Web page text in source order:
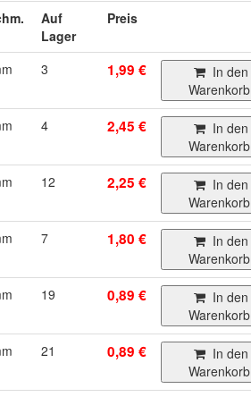
Auf
Lager
Preis
3 1,99 €
Warenkorb
4 2,45 €
Warenkorb
12 2,25 €
Warenkorb
7 1,80 €
Warenkorb
19 0,89 €
Warenkorb
21 0,89 €
Warenkorb